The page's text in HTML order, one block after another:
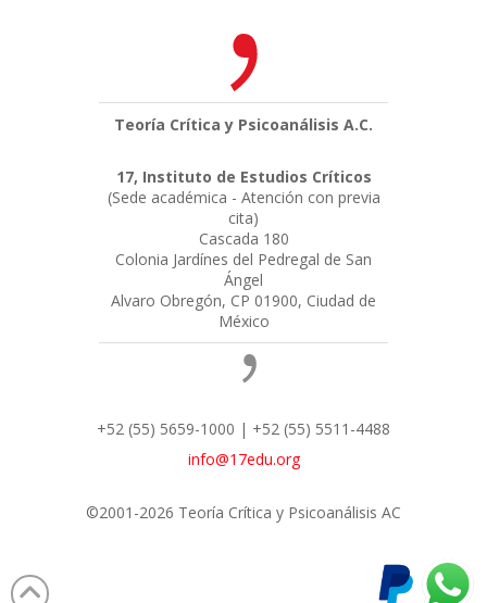
Teoría Crítica y Psicoanálisis A.C.
17, Instituto de Estudios Críticos
(Sede académica - Atención con previa
cita)
Cascada 180
Colonia Jardínes del Pedregal de San
Ángel
Alvaro Obregón, CP 01900, Ciudad de
México
+52 (55) 5659-1000 | +52 (55) 5511-4488
info@17edu.org
©2001-2026 Teoría Crítica y Psicoanálisis AC